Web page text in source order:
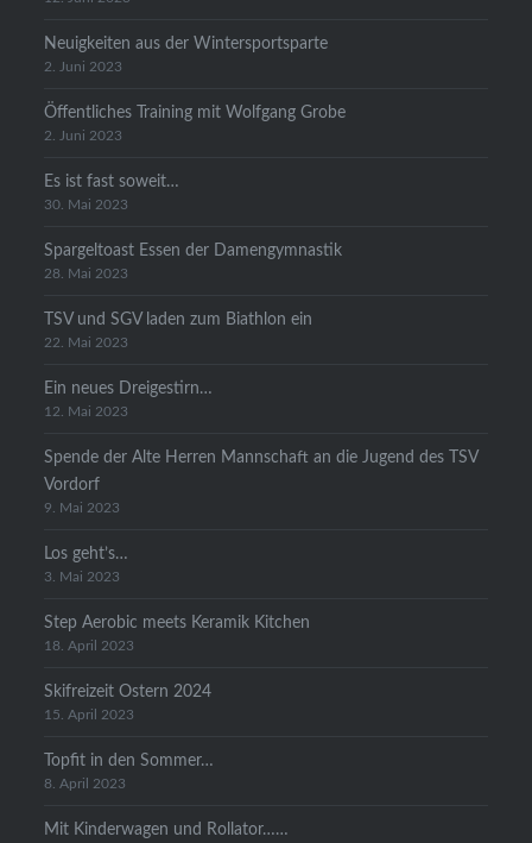
Neuigkeiten aus der Wintersportsparte
2. Juni 2023
Öffentliches Training mit Wolfgang Grobe
2. Juni 2023
Es ist fast soweit…
30. Mai 2023
Spargeltoast Essen der Damengymnastik
28. Mai 2023
TSV und SGV laden zum Biathlon ein
22. Mai 2023
Ein neues Dreigestirn…
12. Mai 2023
Spende der Alte Herren Mannschaft an die Jugend des TSV
Vordorf
9. Mai 2023
Los geht’s…
3. Mai 2023
Step Aerobic meets Keramik Kitchen
18. April 2023
Skifreizeit Ostern 2024
15. April 2023
Topfit in den Sommer…
8. April 2023
Mit Kinderwagen und Rollator……